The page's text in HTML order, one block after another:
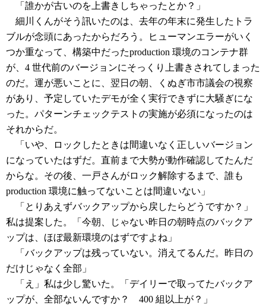
「誰かが古いのを上書きしちゃったとか？」
細川くんがそう訊いたのは、去年の年末に発生したトラ
ブルが念頭にあったからだろう。ヒューマンエラーがいく
つか重なって、構築中だったproduction 環境のコンテナ群
が、4 世代前のバージョンにそっくり上書きされてしまった
のだ。運が悪いことに、翌日の朝、くぬぎ市市議会の視察
があり、予定していたデモが全く実行できずに大騒ぎにな
った。パターンチェックテストの実施が必須になったのは
それからだ。
「いや、ロックしたときは間違いなく正しいバージョン
になっていたはずだ。直前まで大勢が動作確認してたんだ
からな。その後、一戸さんがロック解除するまで、誰も
production 環境に触ってないことは間違いない」
「とりあえずバックアップから戻したらどうですか？」
私は提案した。「今朝、じゃない昨日の朝時点のバックア
ップは、ほぼ最新環境のはずですよね」
「バックアップは残っていない。消えてるんだ。昨日の
だけじゃなく全部」
「え」私は少し驚いた。「デイリーで取ってたバックア
ップが、全部ないんですか？ 400 組以上が？」